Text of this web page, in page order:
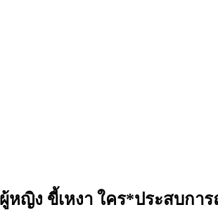
หญิง ขี้เหงา ใคร*ประสบกา